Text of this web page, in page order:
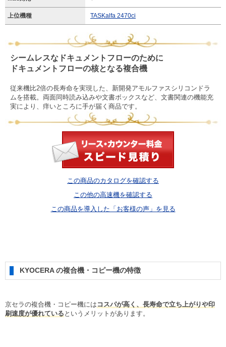
上位機種 TASKalfa 2470ci
シームレスなドキュメントフローのために
ドキュメントフローの核となる複合機
従来機比2倍の長寿命を実現した、新開発アモルファスシリコンドラ
ムを搭載。両面同時読み込みや文書ボックスなど、文書関連の機能充
実により、痒いところに手が届く商品です。
この商品のカタログを確認する
この他の高速機を確認する
この商品を導入した「お客様の声」を見る
KYOCERA の複合機・コピー機の特徴
京セラの複合機・コピー機には コスパが高く、長寿命で立ち上がりや印
刷速度が優れている というメリットがあります。